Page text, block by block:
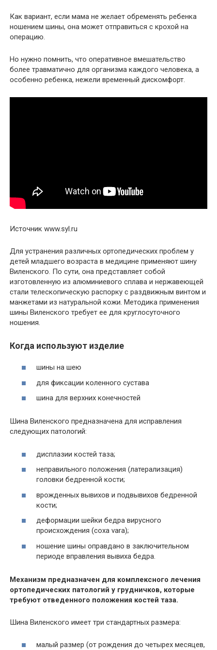
Как вариант, если мама не желает обременять ребенка
ношением шины, она может отправиться с крохой на
операцию.
Но нужно помнить, что оперативное вмешательство
более травматично для организма каждого человека, а
особенно ребенка, нежели временный дискомфорт.
Источник www.syl.ru
Для устранения различных ортопедических проблем у
детей младшего возраста в медицине применяют шину
Виленского. По сути, она представляет собой
изготовленную из алюминиевого сплава и нержавеющей
стали телескопическую распорку с раздвижным винтом и
манжетами из натуральной кожи. Методика применения
шины Виленского требует ее для круглосуточного
ношения.
Когда используют изделие
шины на шею
для фиксации коленного сустава
шина для верхних конечностей
Шина Виленского предназначена для исправления
следующих патологий:
дисплазии костей таза;
неправильного положения (латерализация)
головки бедренной кости;
врожденных вывихов и подвывихов бедренной
кости;
деформации шейки бедра вирусного
происхождения (соха vara);
ношение шины оправдано в заключительном
периоде вправления вывиха бедра.
Механизм предназначен для комплексного лечения
ортопедических патологий у грудничков, которые
требуют отведенного положения костей таза.
Шина Виленского имеет три стандартных размера:
малый размер (от рождения до четырех месяцев,